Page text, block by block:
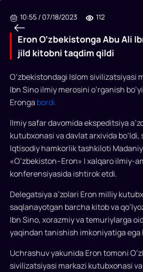
Eron
O‘zbekistonga
Abu
Ali
Ibn
Sinoga
oid
45
jild
kitobni
taqdim
qildi
10:55 / 07/18/2023 112
Eron O‘zbekistonga Abu Ali
jild kitobni taqdim qildi
O‘zbekistondagi Islom sivilizatsiyasi
Ibn Sino ilmiy merosini o‘rganish
Eronga bordi.
Ilmiy safar davomida ekspeditsiya
kutubxonasi va davlat arxivida
Iqtisodiy hamkorlik tashkiloti
«O‘zbekiston–Eron» I xalqaro ilmiy-
konferensiyasida ishtirok etdi.
Delegatsiya a’zolari Eron milliy
saqlanayotgan barcha kitob va
Ibn Sino, xorazmiy va temuriylarga
yaqindan tanishish imkoniyatiga ega
Uchrashuv yakunida Eron tomoni
sivilizatsiyasi markazi kutubxonasi